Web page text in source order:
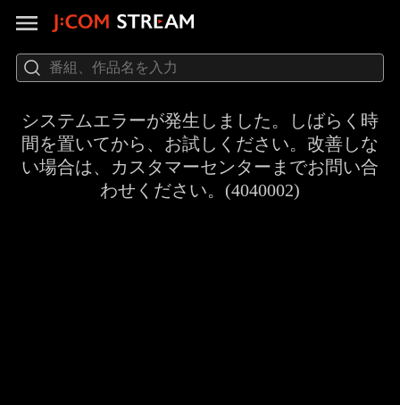
システムエラーが発生しました。しばらく時
間を置いてから、お試しください。改善しな
い場合は、カスタマーセンターまでお問い合
わせください。(4040002)